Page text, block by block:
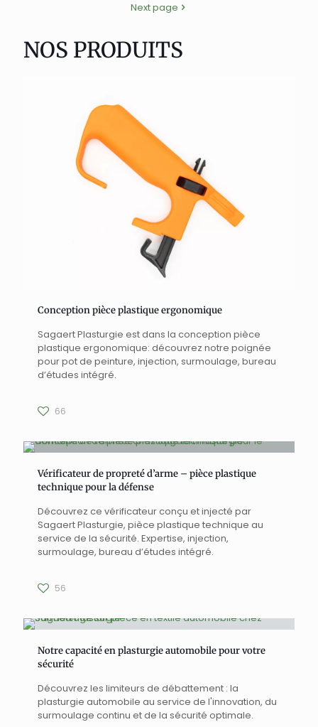
Next page
NOS PRODUITS
Conception pièce plastique ergonomique
Sagaert Plasturgie est dans la conception pièce
plastique ergonomique: découvrez notre poignée
pour pot de peinture, injection, surmoulage, bureau
d’études intégré.
66
Vérificateur de propreté d’arme – pièce plastique
technique pour la défense
Découvrez ce vérificateur conçu et injecté par
Sagaert Plasturgie, pièce plastique technique au
service de la sécurité. Expertise, injection,
surmoulage, bureau d’études intégré.
56
Notre capacité en plasturgie automobile pour votre
sécurité
Découvrez les limiteurs de débattement : la
plasturgie automobile au service de l'innovation, du
surmoulage continu et de la sécurité optimale.